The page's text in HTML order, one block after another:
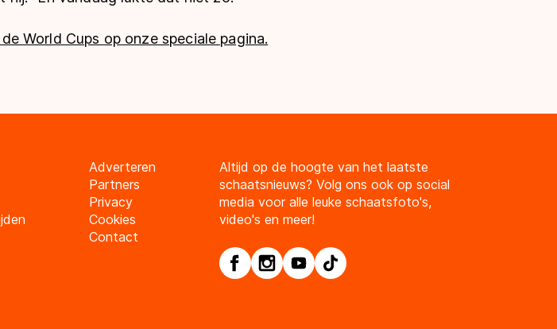
World Cups op onze speciale pagina.
Adverteren
Partners
Privacy
Cookies
Contact
Altijd op de hoogte van het laatste
schaatsnieuws? Volg ons ook op social
media voor alle leuke schaatsfoto's,
video's en meer!